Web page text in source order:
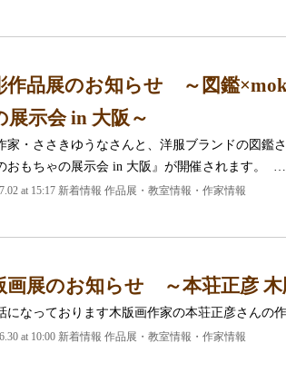
作品展のお知らせ ～図鑑
展示会 in 大阪～
家・ささきゆうなさんと、洋服ブランドの図鑑
おもちゃの展示会 in 大阪』が開催されます。 …
at 15:17 新着情報 作品展・教室情報・作家情報
画展のお知らせ ～本荘正彦 木
になっております木版画作家の本荘正彦さんの
at 10:00 新着情報 作品展・教室情報・作家情報